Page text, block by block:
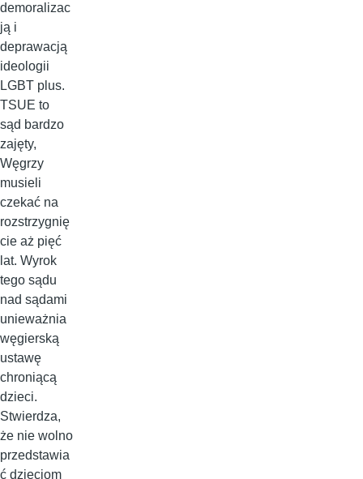
demoralizac
ją i
deprawacją
ideologii
LGBT plus.
TSUE to
sąd bardzo
zajęty,
Węgrzy
musieli
czekać na
rozstrzygnię
cie aż pięć
lat. Wyrok
tego sądu
nad sądami
unieważnia
węgierską
ustawę
chroniącą
dzieci.
Stwierdza,
że nie wolno
przedstawia
ć dzieciom